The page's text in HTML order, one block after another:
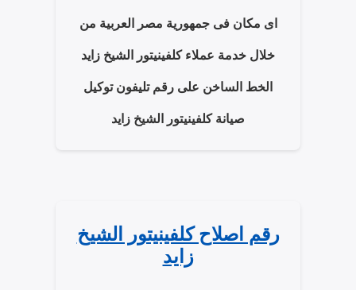
اى مكان فى جمهورية مصر العربية من
خلال خدمة عملاء كلفينيتور الشيخ زايد
الخط الساخن على رقم تليفون توكيل
صيانة كلفينيتور الشيخ زايد
رقم اصلاح كلفينيتور الشيخ
زايد